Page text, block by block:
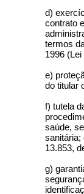
d)
contrato
termos
1996
e)
do titular
f) tutela
saúde,
13.853,
g)